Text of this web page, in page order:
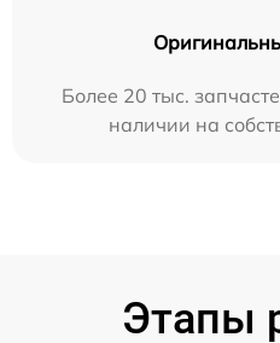
Более 20 тыс.
наличии на
Этапы